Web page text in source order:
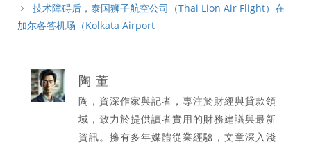
技术障碍后，泰国狮子航空公司（Thai Lion Air Flight）在
加尔各答机场（Kolkata Airport
陶 董
陶，資深作家與記者，專注於財經與貸款領
域，致力於提供讀者實用的財務建議與最新
資訊。擁有多年媒體從業經驗，文章深入淺